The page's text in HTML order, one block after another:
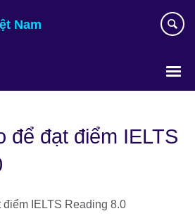
Nam
để đạt điểm IELTS